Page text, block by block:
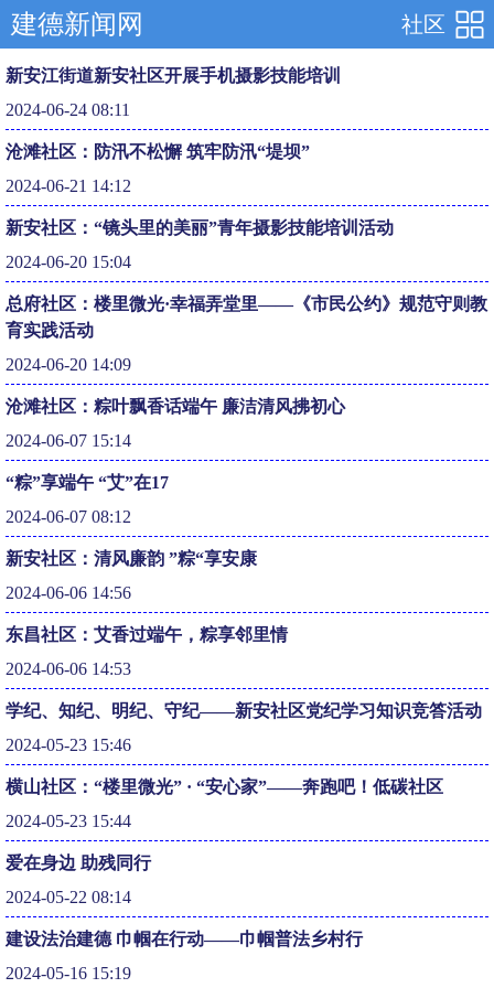
社区
建德新闻网
新安江街道新安社区开展手机摄影技能培训
2024-06-24 08:11
沧滩社区：防汛不松懈 筑牢防汛“堤坝”
2024-06-21 14:12
新安社区：“镜头里的美丽”青年摄影技能培训活动
2024-06-20 15:04
总府社区：楼里微光·幸福弄堂里——《市民公约》规范守则教
育实践活动
2024-06-20 14:09
沧滩社区：粽叶飘香话端午 廉洁清风拂初心
2024-06-07 15:14
“粽”享端午 “艾”在17
2024-06-07 08:12
新安社区：清风廉韵 ”粽“享安康
2024-06-06 14:56
东昌社区：艾香过端午，粽享邻里情
2024-06-06 14:53
学纪、知纪、明纪、守纪——新安社区党纪学习知识竞答活动
2024-05-23 15:46
横山社区：“楼里微光” · “安心家”——奔跑吧！低碳社区
2024-05-23 15:44
爱在身边 助残同行
2024-05-22 08:14
建设法治建德 巾帼在行动——巾帼普法乡村行
2024-05-16 15:19